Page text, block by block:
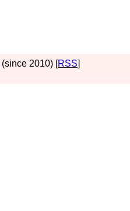
(since 2010) [RSS]